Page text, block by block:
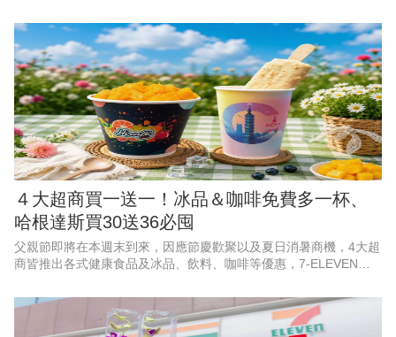
以目前職缺成長最快的3個
４大超商買一送一！冰品＆咖啡免費多一杯、
哈根達斯買30送36必囤
父親節即將在本週末到來，因應節慶歡聚以及夏日消暑商機，4大超
商皆推出各式健康食品及冰品、飲料、咖啡等優惠，7-ELEVEN聯
定芋頭品項買一